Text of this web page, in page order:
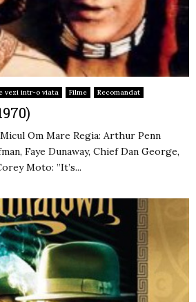
vezi intr-o viata Filme Recomandat
Om Mare Regia: Arthur Penn
Faye Dunaway, Chief Dan George,
Moto: ”It’s...